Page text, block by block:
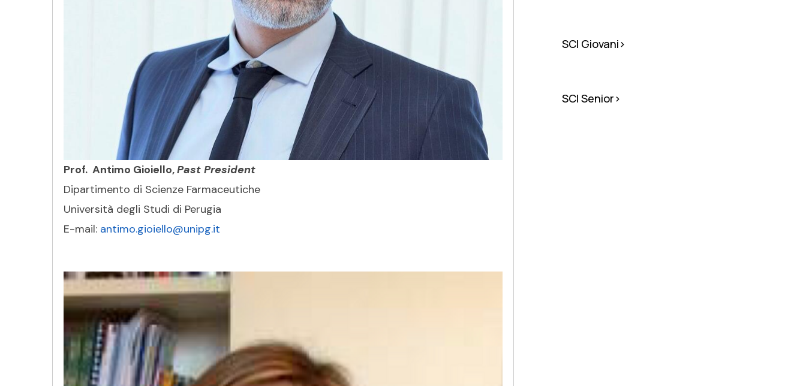
Prof. Antimo Gioiello,Past President
Dipartimento di Scienze Farmaceutiche
Università degli Studi di Perugia
E-mail: antimo.gioiello@unipg.it
SCI
SCI Giovani
SCI
SCI Senior